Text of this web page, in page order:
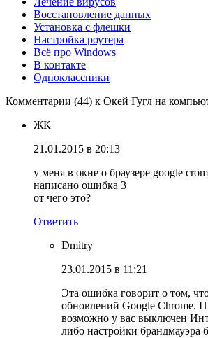
Восстановление данных
Установка с флешки
Настройка роутера
Всё про Windows
В контакте
Одноклассники
Комментарии (44) к Окей Гугл на
ЖК
21.01.2015 в 20:13
у меня в окне о браузере google
написано ошибка 3
от чего это?
Ответить
Dmitry
23.01.2015 в 11:21
Эта ошибка говорит о том,
обновлений Google Chrome.
возможно у вас выключен
либо настройки брандмауэра